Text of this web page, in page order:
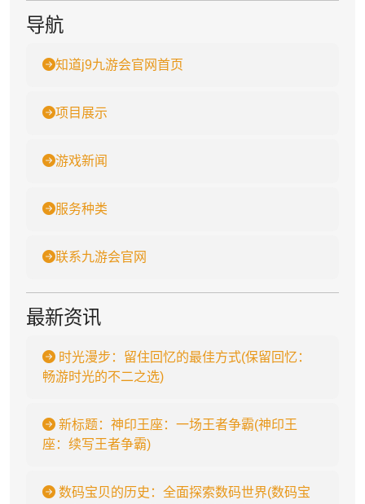
导航
知道j9九游会官网首页
项目展示
游戏新闻
服务种类
联系九游会官网
最新资讯
时光漫步：留住回忆的最佳方式(保留回忆：
畅游时光的不二之选)
新标题：神印王座：一场王者争霸(神印王
座：续写王者争霸)
数码宝贝的历史：全面探索数码世界(数码宝